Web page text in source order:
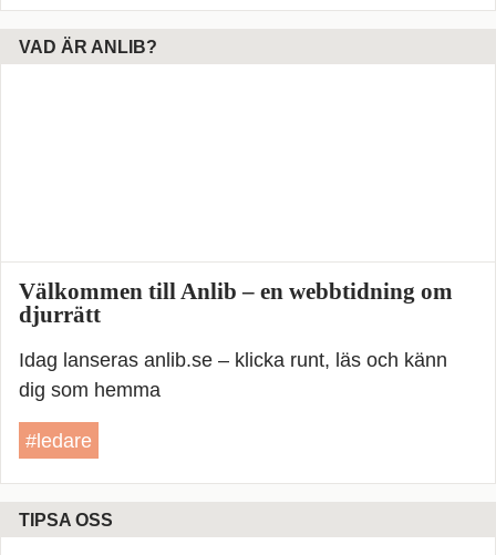
VAD ÄR ANLIB?
Välkommen till Anlib – en webbtidning om
djurrätt
Idag lanseras anlib.se – klicka runt, läs och känn
dig som hemma
#ledare
TIPSA OSS